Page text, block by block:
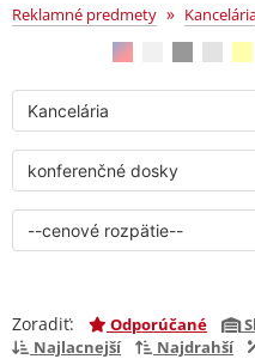
konferenčné
Reklamné predmety »
Zoradiť: Odporúčané
Najlacnejší
Najdrahší